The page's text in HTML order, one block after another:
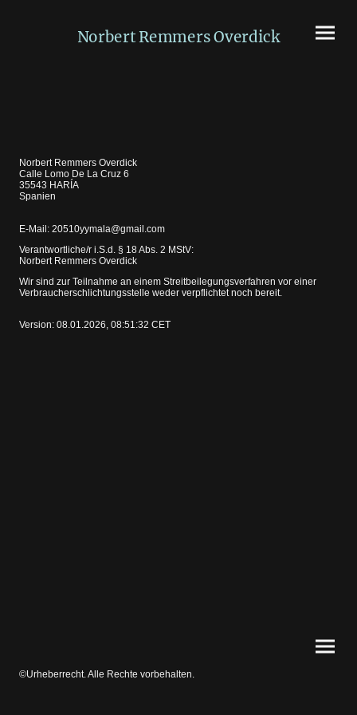
Norbert Remmers Overdick
Norbert Remmers Overdick
Calle Lomo De La Cruz 6
35543 HARÍA
Spanien
E-Mail: 20510yymala@gmail.com
Verantwortliche/r i.S.d. § 18 Abs. 2 MStV:
Norbert Remmers Overdick
Wir sind zur Teilnahme an einem Streitbeilegungsverfahren vor einer
Verbraucherschlichtungsstelle weder verpflichtet noch bereit.
Version: 08.01.2026, 08:51:32 CET
©Urheberrecht. Alle Rechte vorbehalten.